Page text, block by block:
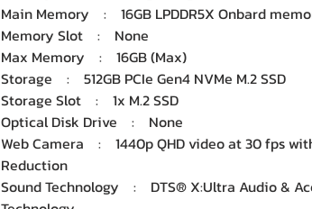
Main Memory : 16GB LPDDR5X Onbard
Memory Slot : None
Max Memory : 16GB (Max)
Storage : 512GB PCIe Gen4 NVMe M.2 SSD
Storage Slot : 1x M.2 SSD
Optical Disk Drive : None
Web Camera : 1440p QHD video at 30 fps
Reduction
Sound Technology : DTS® X:Ultra Audio &